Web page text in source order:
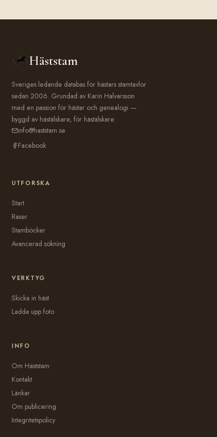
Häststam
Sveriges ledande databas för hästars stamtavlor
sedan 2006. Grundad av Karin Halvarsson
med en passion för hästar och genealogi —
byggd av hästälskare, för hästälskare.
info@haststam.se
Facebook
UTFORSKA
Start
Raser
Stamböcker
Avancerad sökning
VERKTYG
Skicka in häst
Ladda upp foto
INFO
Om Häststam
Kontakt
Länkar
Om publicering
Integritetspolicy